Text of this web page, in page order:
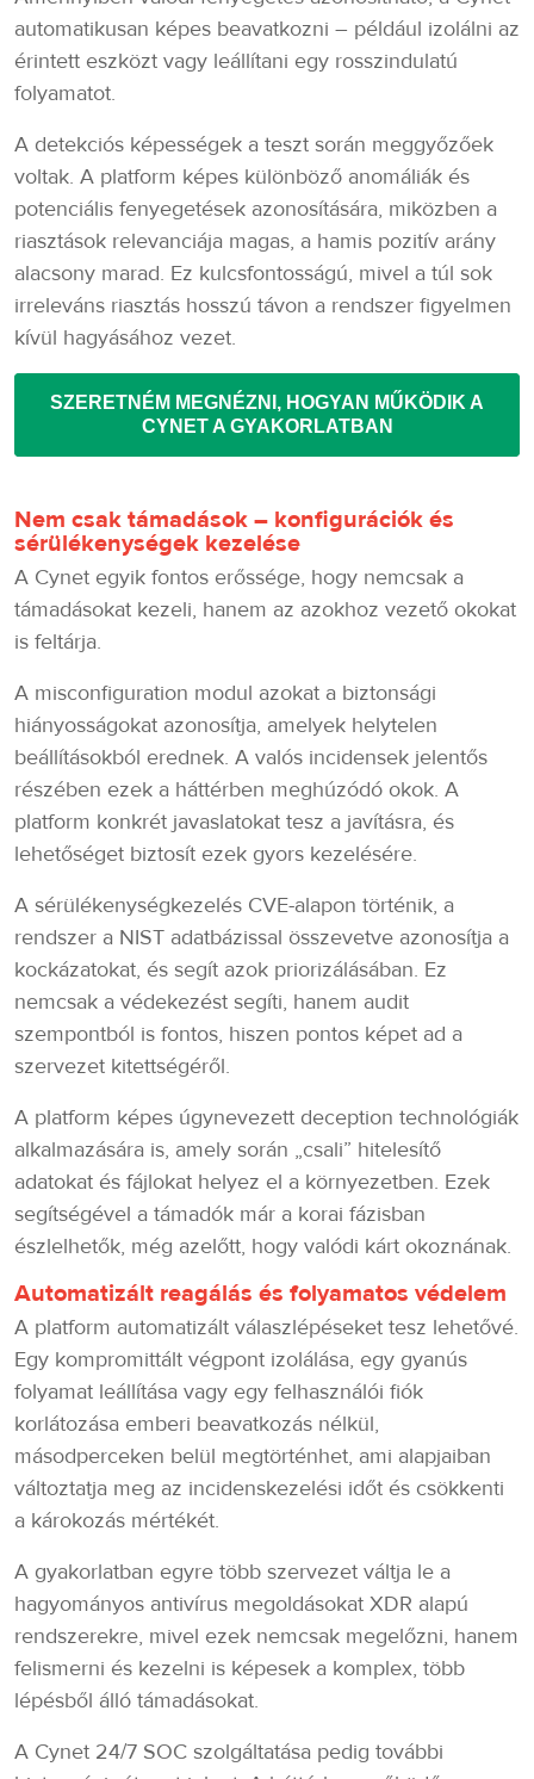
automatikusan képes beavatkozni – például izolálni az
érintett eszközt vagy leállítani egy rosszindulatú
folyamatot.
A detekciós képességek a teszt során meggyőzőek
voltak. A platform képes különböző anomáliák és
potenciális fenyegetések azonosítására, miközben a
riasztások relevanciája magas, a hamis pozitív arány
alacsony marad. Ez kulcsfontosságú, mivel a túl sok
irreleváns riasztás hosszú távon a rendszer figyelmen
kívül hagyásához vezet.
SZERETNÉM MEGNÉZNI, HOGYAN MŰKÖDIK A
CYNET A GYAKORLATBAN
Nem csak támadások – konfigurációk és
sérülékenységek kezelése
A Cynet egyik fontos erőssége, hogy nemcsak a
támadásokat kezeli, hanem az azokhoz vezető okokat
is feltárja.
A misconfiguration modul azokat a biztonsági
hiányosságokat azonosítja, amelyek helytelen
beállításokból erednek. A valós incidensek jelentős
részében ezek a háttérben meghúzódó okok. A
platform konkrét javaslatokat tesz a javításra, és
lehetőséget biztosít ezek gyors kezelésére.
A sérülékenységkezelés CVE-alapon történik, a
rendszer a NIST adatbázissal összevetve azonosítja a
kockázatokat, és segít azok priorizálásában. Ez
nemcsak a védekezést segíti, hanem audit
szempontból is fontos, hiszen pontos képet ad a
szervezet kitettségéről.
A platform képes úgynevezett deception technológiák
alkalmazására is, amely során „csali” hitelesítő
adatokat és fájlokat helyez el a környezetben. Ezek
segítségével a támadók már a korai fázisban
észlelhetők, még azelőtt, hogy valódi kárt okoznának.
Automatizált reagálás és folyamatos védelem
A platform automatizált válaszlépéseket tesz lehetővé.
Egy kompromittált végpont izolálása, egy gyanús
folyamat leállítása vagy egy felhasználói fiók
korlátozása emberi beavatkozás nélkül,
másodperceken belül megtörténhet, ami alapjaiban
változtatja meg az incidenskezelési időt és csökkenti
a károkozás mértékét.
A gyakorlatban egyre több szervezet váltja le a
hagyományos antivírus megoldásokat XDR alapú
rendszerekre, mivel ezek nemcsak megelőzni, hanem
felismerni és kezelni is képesek a komplex, több
lépésből álló támadásokat.
A Cynet 24/7 SOC szolgáltatása pedig további